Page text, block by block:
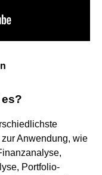
Anwendung, wie
Portfolio-